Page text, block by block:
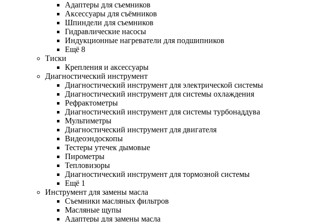
Адаптеры для съемников
Аксессуары для съёмников
Шпиндели для съемников
Гидравлические насосы
Индукционные нагреватели для подшипников
Ещё 8
Тиски
Крепления и аксессуары
Диагностический инструмент
Диагностический инструмент для электрической системы
Диагностический инструмент для системы охлаждения
Рефрактометры
Диагностический инструмент для системы турбонаддува
Мультиметры
Диагностический инструмент для двигателя
Видеоэндоскопы
Тестеры утечек дымовые
Пирометры
Тепловизоры
Диагностический инструмент для тормозной системы
Ещё 1
Инструмент для замены масла
Съемники масляных фильтров
Масляные щупы
Адаптеры для замены масла